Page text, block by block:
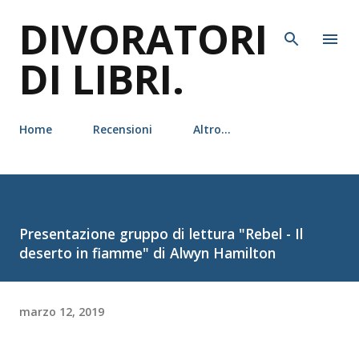
DIVORATORI
DI LIBRI.
Home Recensioni Altro…
Presentazione gruppo di lettura "Rebel - Il
deserto in fiamme" di Alwyn Hamilton
marzo 12, 2019